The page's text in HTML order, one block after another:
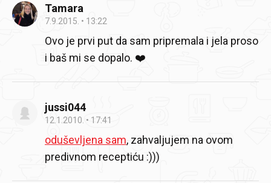
Tamara
7.9.2015. 13:22
Ovo je prvi put da sam pripremala i jela proso
i baš mi se dopalo. ❤️
jussi044
12.1.2010. 17:41
oduševljena sam, zahvaljujem na ovom
predivnom receptiću :)))